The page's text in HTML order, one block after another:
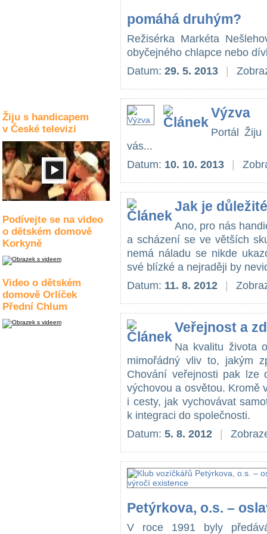
Žiju s handicapem
v České televizi
Podívejte se na video
o dětském domově
Korkyně
Video o dětském
domově Orlíček
Přední Chlum
pomáhá druhým?
Režisérka Markéta
obyčejného chlapce nebo
Datum: 29. 5. 2013
Výzva
Portál Žiju
vás...
Datum: 10. 10. 2013
Jak je
Ano, pro nás
a scházení se ve větších
nemá náladu se nikde
své blízké a nejraději by
Datum: 11. 8. 2012
Veřejnost a
Na kvalitu života
mimořádný vliv to, jakým
Chování veřejnosti pak lze
výchovou a osvětou. Kromě
i cesty, jak vychovávat
k integraci do společnosti.
Datum: 5. 8. 2012
Petýrkova, o.s. –
V roce 1991 byly